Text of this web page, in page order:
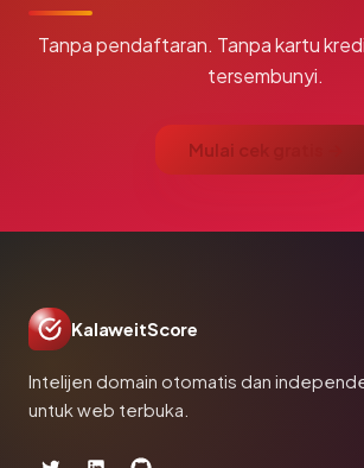
Tanpa pendaftaran. Tanpa kartu
tersembunyi.
Mulai cek gratis →
KalaweitScore
Intelijen domain otomatis dan
untuk web terbuka.